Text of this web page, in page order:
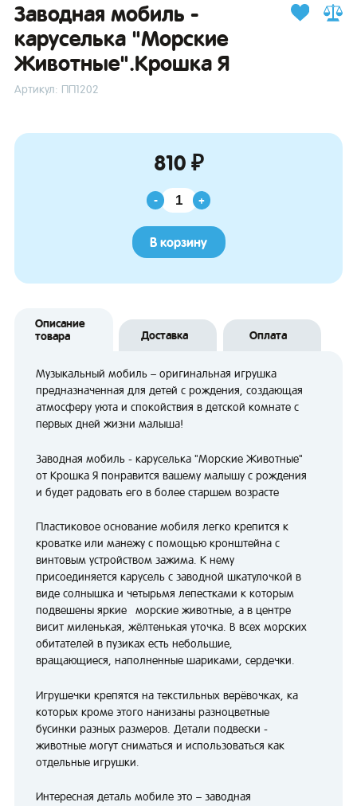
Заводная мобиль -
каруселька "Морские
Животные".Крошка Я
Артикул: ПП1202
810 ₽
- +
В корзину
Описание
товара
Доставка Оплата
Музыкальный мобиль – оригинальная игрушка
предназначенная для детей с рождения, создающая
атмосферу уюта и спокойствия в детской комнате с
первых дней жизни малыша!
Заводная мобиль - каруселька "Морские Животные"
от Крошка Я понравится вашему малышу с рождения
и будет радовать его в более старшем возрасте
Пластиковое основание мобиля легко крепится к
кроватке или манежу с помощью кронштейна с
винтовым устройством зажима. К нему
присоединяется карусель с заводной шкатулочкой в
виде солнышка и четырьмя лепестками к которым
подвешены яркие морские животные, а в центре
висит миленькая, жёлтенькая уточка. В всех морских
обитателей в пузиках есть небольшие,
вращающиеся, наполненные шариками, сердечки.
Игрушечки крепятся на текстильных верёвочках, ка
которых кроме этого нанизаны разноцветные
бусинки разных размеров. Детали подвески -
животные могут сниматься и использоваться как
отдельные игрушки.
Интересная деталь мобиле это – заводная